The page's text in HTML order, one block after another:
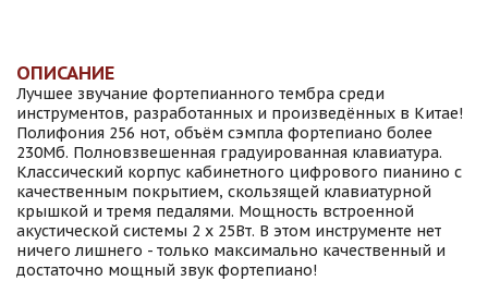
ОПИСАНИЕ
Лучшее звучание фортепианного тембра среди
инструментов, разработанных и произведённых в Китае!
Полифония 256 нот, объём сэмпла фортепиано более
230Мб. Полновзвешенная градуированная клавиатура.
Классический корпус кабинетного цифрового пианино с
качественным покрытием, скользящей клавиатурной
крышкой и тремя педалями. Мощность встроенной
акустической системы 2 х 25Вт. В этом инструменте нет
ничего лишнего - только максимально качественный и
достаточно мощный звук фортепиано!